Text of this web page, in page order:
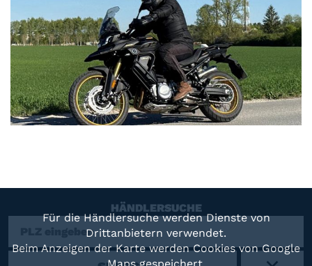
HÄNDLERSUCHE
Für die Händlersuche werden Dienste von
Drittanbietern verwendet.
Beim Anzeigen der Karte werden Cookies von Google
Maps gespeichert.